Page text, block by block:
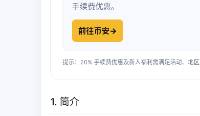
手续费优惠。
前往币安→
提示：20% 手续费优惠及新人福利需满足活动、地
1. 简介